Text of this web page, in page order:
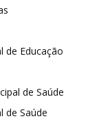
de Educação
de Saúde
de Saúde